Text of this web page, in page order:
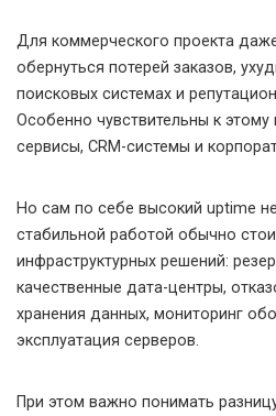
Для коммерческого проекта
обернуться потерей заказов,
поисковых системах и
Особенно чувствительны к этому
сервисы, CRM-системы и
Но сам по себе высокий uptime
стабильной работой обычно
инфраструктурных решений:
качественные дата-центры,
хранения данных, мониторинг
эксплуатация серверов.
При этом важно понимать